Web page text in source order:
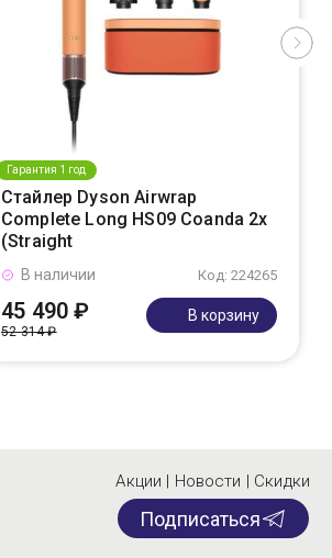
Гарантия 1 год
Стайлер Dyson Airwrap
Complete Long HS09 Coanda 2x
(Straight
Код: 224265
В наличии
45 490 ₽
52 314 ₽
В корзину
Акции | Новости | Скидки
Подписаться